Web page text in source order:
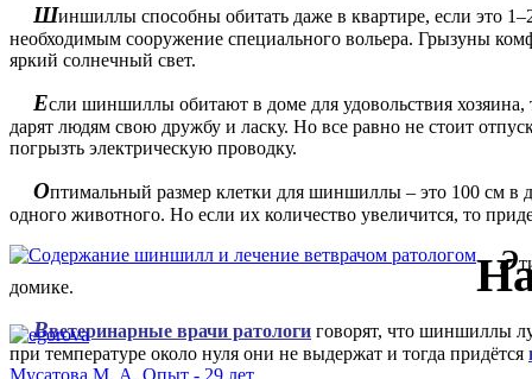
Шиншиллы способны обитать даже в квартире, если это
необходимым сооружение специального вольера. Грызуны
яркий солнечный свет.
Если шиншиллы обитают в доме для удовольствия
дарят людям свою дружбу и ласку. Но все равно не стоит
погрызть электрическую проводку.
Оптимальный размер клетки для шиншиллы – это 100 см в
одного животного. Но если их количество увеличится, то
Э
домике.
Вветеринарные врачи ратологи говорят, что шиншиллы
при температуре около нуля они не выдержат и тогда придётся